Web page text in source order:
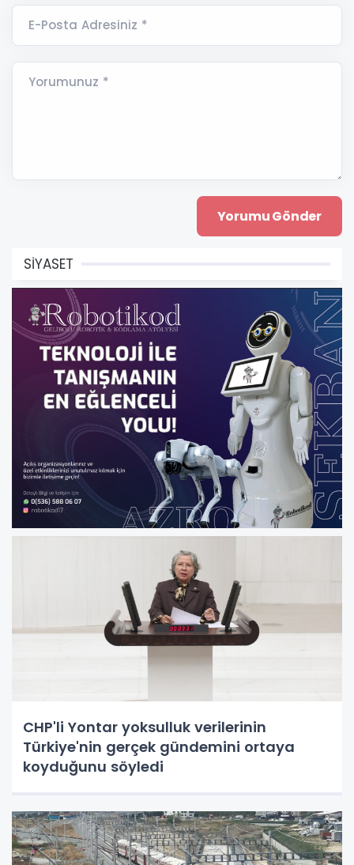
E-Posta Adresiniz *
Yorumunuz *
SİYASET
CHP'li Yontar yoksulluk verilerinin
Türkiye'nin gerçek gündemini ortaya
koyduğunu söyledi